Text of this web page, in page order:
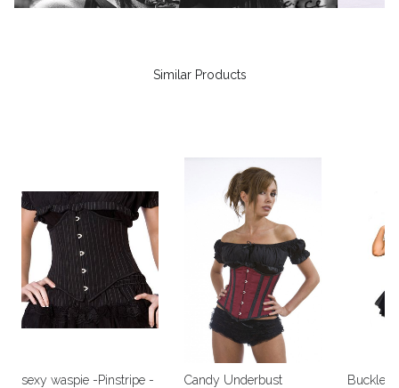
Similar Products
sexy waspie -Pinstripe -
Candy Underbust
Buckle